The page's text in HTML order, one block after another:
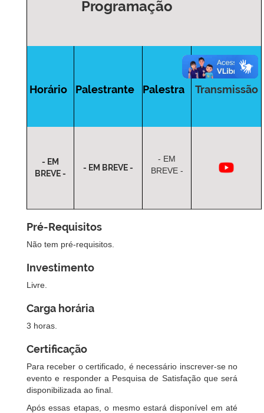
Programação
Horário Palestrante Palestra Transmissão
- EM
BREVE -
- EM BREVE -
- EM
BREVE -
Pré-Requisitos
Não tem pré-requisitos.
Investimento
Livre.
Carga horária
3 horas.
Certificação
Para receber o certificado, é necessário inscrever-se no
evento e responder a Pesquisa de Satisfação que será
disponibilizada ao final.
Após essas etapas, o mesmo estará disponível em até